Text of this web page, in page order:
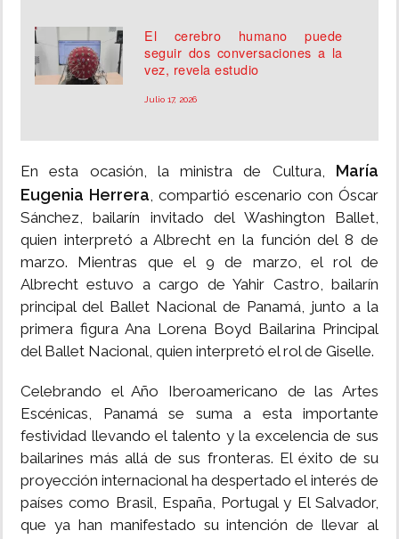
El cerebro humano puede
seguir dos conversaciones a la
vez, revela estudio
Julio 17, 2026
En esta ocasión, la ministra de Cultura, María
Eugenia Herrera, compartió escenario con Óscar
Sánchez, bailarín invitado del Washington Ballet,
quien interpretó a Albrecht en la función del 8 de
marzo. Mientras que el 9 de marzo, el rol de
Albrecht estuvo a cargo de Yahir Castro, bailarín
principal del Ballet Nacional de Panamá, junto a la
primera figura Ana Lorena Boyd Bailarina Principal
del Ballet Nacional, quien interpretó el rol de Giselle.
Celebrando el Año Iberoamericano de las Artes
Escénicas, Panamá se suma a esta importante
festividad llevando el talento y la excelencia de sus
bailarines más allá de sus fronteras. El éxito de su
proyección internacional ha despertado el interés de
países como Brasil, España, Portugal y El Salvador,
que ya han manifestado su intención de llevar al